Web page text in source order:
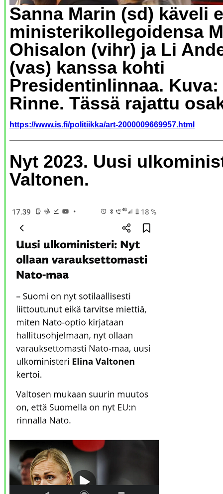
Sanna Marin (sd) käveli
ministerikollegoidensa
Ohisalon (vihr) ja Li
(vas) kanssa kohti
Presidentinlinnaa.
Rinne. Tässä rajattu
https://www.is.fi/politiikka/art-2000009669957.html
Nyt 2023. Uusi
Valtonen.